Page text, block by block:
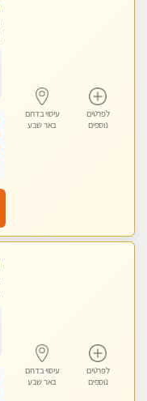
לפרטים
נוספים
עיסוי בדרום
באר שבע
לפרטים
נוספים
עיסוי בדרום
באר שבע